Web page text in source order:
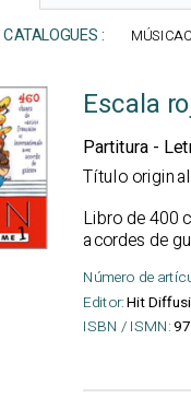
CATALOGUES :
Escala
Partitura -
Título
Libro de 400
acordes de
Número de
Editor:Hit
ISBN / ISMN: